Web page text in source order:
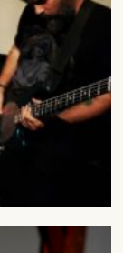
Nota Legal